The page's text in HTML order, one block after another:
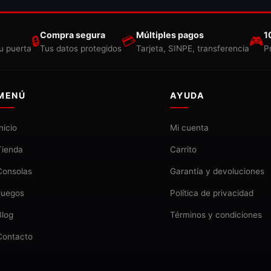
puerta🔒Compra segura
Tus datos protegidos💳Múltiples pagos
Tarjeta, SINPE, transferencia🎮
AYUDA
Mi cuenta
Carrito
Garantía y devoluciones
Política de privacidad
Términos y condiciones